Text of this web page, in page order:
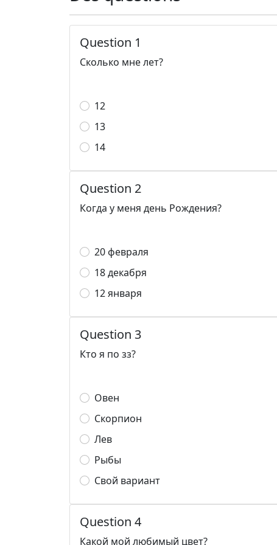
Question 1
Сколько мне лет?
12
13
14
Question 2
Когда у меня день Рождения?
20 февраля
18 декабря
12 января
Question 3
Кто я по зз?
Овен
Скорпион
Лев
Рыбы
Свой вариант
Question 4
Какой мой любимый цвет?